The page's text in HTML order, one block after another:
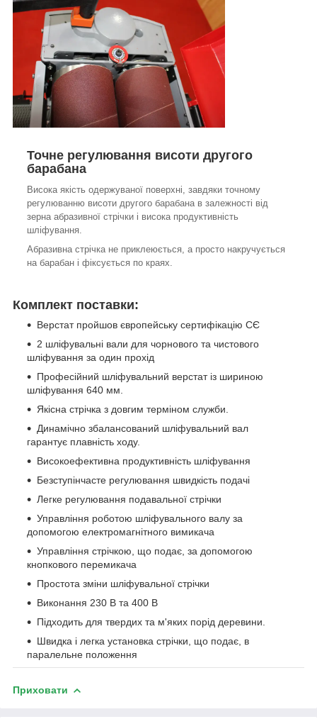
Точне регулювання висоти другого
барабана
Висока якість одержуваної поверхні, завдяки точному
регулюванню висоти другого барабана в залежності від
зерна абразивної стрічки і висока продуктивність
шліфування.
Абразивна стрічка не приклеюється, а просто накручується
на барабан і фіксується по краях.
Комплект поставки:
Верстат пройшов європейську сертифікацію СЄ
2 шліфувальні вали для чорнового та чистового
шліфування за один прохід
Професійний шліфувальний верстат із шириною
шліфування 640 мм.
Якісна стрічка з довгим терміном служби.
Динамічно збалансований шліфувальний вал
гарантує плавність ходу.
Високоефективна продуктивність шліфування
Безступінчасте регулювання швидкість подачі
Легке регулювання подавальної стрічки
Управління роботою шліфувального валу за
допомогою електромагнітного вимикача
Управління стрічкою, що подає, за допомогою
кнопкового перемикача
Простота зміни шліфувальної стрічки
Виконання 230 В та 400 В
Підходить для твердих та м'яких порід деревини.
Швидка і легка установка стрічки, що подає, в
паралельне положення
Приховати